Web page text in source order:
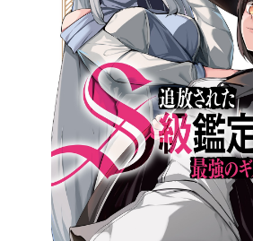
オーバーラップノベルスf
ロサージュノベルス